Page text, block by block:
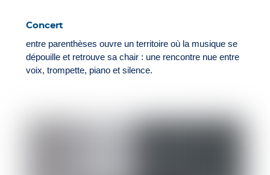
Concert
entre parenthèses ouvre un territoire où la musique se
dépouille et retrouve sa chair : une rencontre nue entre
voix, trompette, piano et silence.